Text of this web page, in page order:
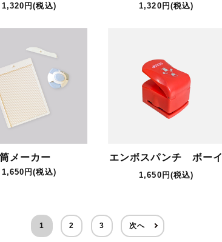
1,320円(税込) 1,320円(税込)
メーカー
1,650円(税込)
エンボスパンチ ボーイ
1,650円(税込)
1 2 3 次へ